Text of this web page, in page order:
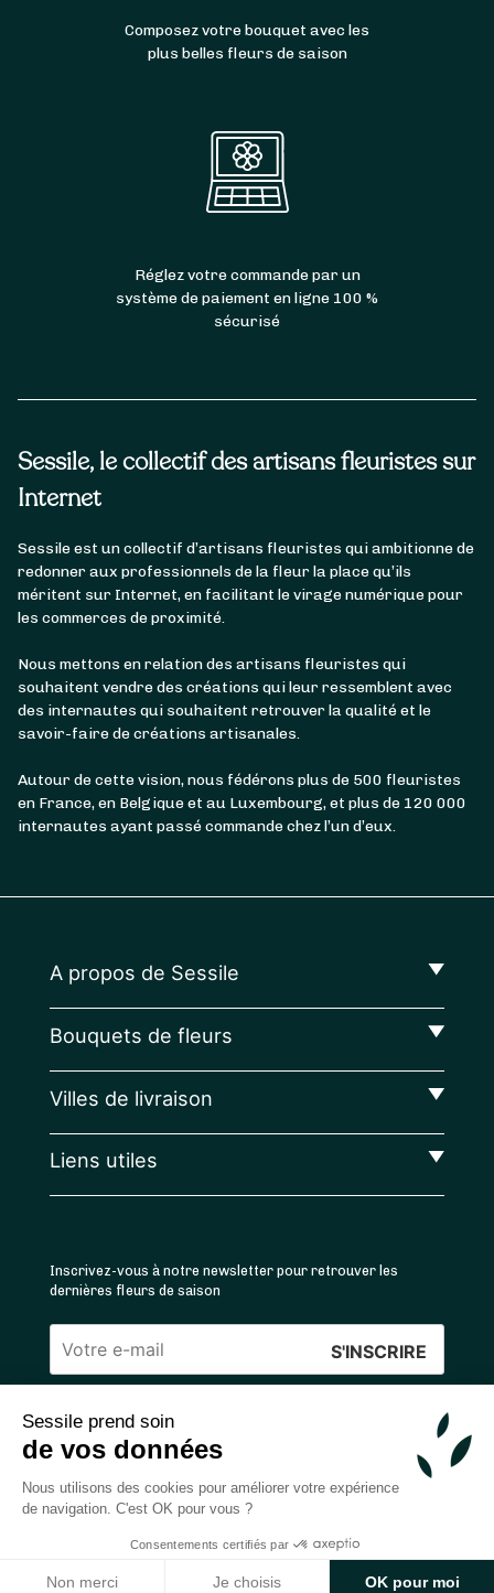
Sessile prend soin
de vos données
Nous utilisons des cookies pour améliorer votre expérience
de navigation. C'est OK pour vous ?
Consentements certifiés par
Non merci Je choisis OK pour moi
Ajouter au panier
Sessile, le collectif des artisans fleuristes sur
Internet
Sessile est un collectif d’artisans fleuristes qui ambitionne de
redonner aux professionnels de la fleur la place qu’ils
méritent sur Internet, en facilitant le virage numérique pour
les commerces de proximité.
Nous mettons en relation des artisans fleuristes qui
souhaitent vendre des créations qui leur ressemblent avec
des internautes qui souhaitent retrouver la qualité et le
savoir-faire de créations artisanales.
Autour de cette vision, nous fédérons plus de 500 fleuristes
en France, en Belgique et au Luxembourg, et plus de 120 000
internautes ayant passé commande chez l’un d’eux.
Composez votre bouquet avec les
plus belles fleurs de saison
Réglez votre commande par un
système de paiement en ligne 100 %
sécurisé
A propos de Sessile
Bouquets de fleurs
Villes de livraison
Liens utiles
Inscrivez-vous à notre newsletter pour retrouver les
dernières fleurs de saison
Veuillez
ce
champ
4.4 /5 ⭐ | 120 000+ bouquets livrés |
Achats 100% sécurisés
2026 — © Sessile SAS